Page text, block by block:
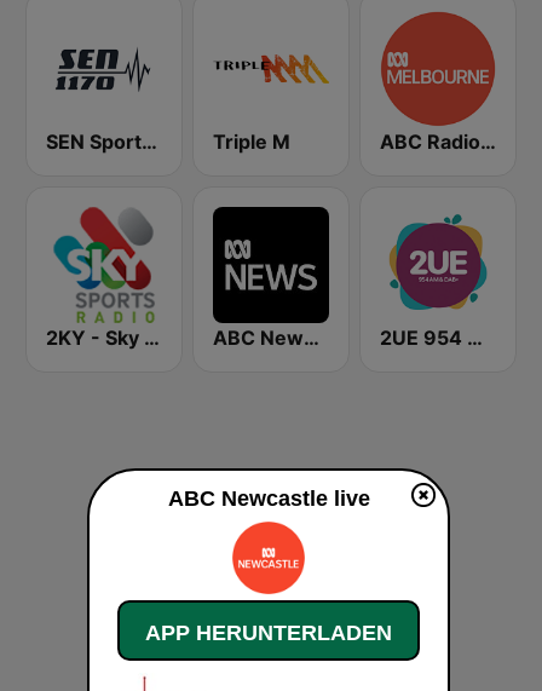
SEN Sports 1170 Sydney Triple M ABC Radio Melbourne
2KY - Sky Sports Radio ABC News Radio 2UE 954 AM
ABC Newcastle live
APP HERUNTERLADEN